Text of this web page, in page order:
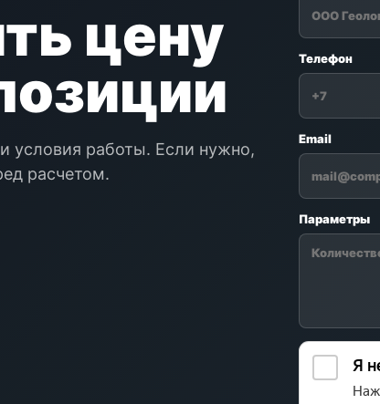
цену
условия работы. Если нужно,
расчетом.
Телефон
Email
Параметры